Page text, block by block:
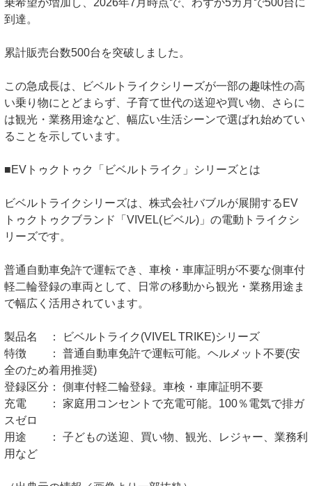
乗希望が増加し、2026年7月時点で、わずか5カ月で500台に
到達。
累計販売台数500台を突破しました。
この急成長は、ビベルトライクシリーズが一部の趣味性の高
い乗り物にとどまらず、子育て世代の送迎や買い物、さらに
は観光・業務用途など、幅広い生活シーンで選ばれ始めてい
ることを示しています。
■EVトゥクトゥク「ビベルトライク」シリーズとは
ビベルトライクシリーズは、株式会社バブルが展開するEV
トゥクトゥクブランド「VIVEL(ビベル)」の電動トライクシ
リーズです。
普通自動車免許で運転でき、車検・車庫証明が不要な側車付
軽二輪登録の車両として、日常の移動から観光・業務用途ま
で幅広く活用されています。
製品名 ： ビベルトライク(VIVEL TRIKE)シリーズ
特徴 ： 普通自動車免許で運転可能。ヘルメット不要(安
全のため着用推奨)
登録区分： 側車付軽二輪登録。車検・車庫証明不要
充電 ： 家庭用コンセントで充電可能。100％電気で排ガ
スゼロ
用途 ： 子どもの送迎、買い物、観光、レジャー、業務利
用など